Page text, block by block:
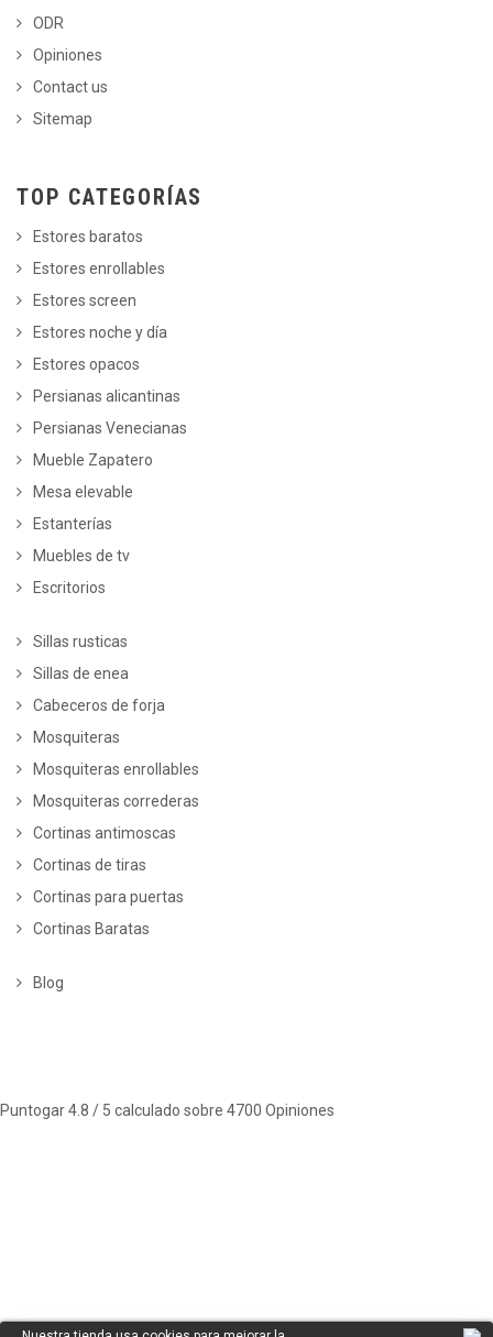
ODR
Opiniones
Contact us
Sitemap
TOP CATEGORÍAS
Estores baratos
Estores enrollables
Estores screen
Estores noche y día
Estores opacos
Persianas alicantinas
Persianas Venecianas
Mueble Zapatero
Mesa elevable
Estanterías
Muebles de tv
Escritorios
Sillas rusticas
Sillas de enea
Cabeceros de forja
Mosquiteras
Mosquiteras enrollables
Mosquiteras correderas
Cortinas antimoscas
Cortinas de tiras
Cortinas para puertas
Cortinas Baratas
Blog
Puntogar4.8 / 5 calculado sobre 4700 Opiniones